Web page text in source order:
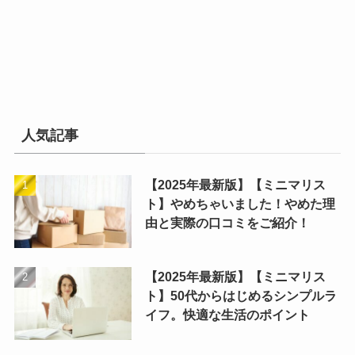
人気記事
【2025年最新版】【ミニマリス
ト】やめちゃいました！やめた理
由と実際の口コミをご紹介！
【2025年最新版】【ミニマリス
ト】50代からはじめるシンプルラ
イフ。快適な生活のポイント